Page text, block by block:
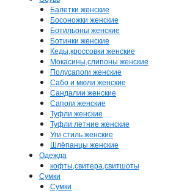
Балетки женские
Босоножки женские
Ботильоны женские
Ботинки женские
Кеды,кроссовки женские
Мокасины,слипоны женские
Полусапоги женские
Сабо и мюли женские
Сандалии женские
Сапоги женские
Туфли женские
Туфли летние женские
Уги стиль женские
Шлёпанцы женские
Одежда
кофты,свитера,свитшоты
Сумки
Сумки